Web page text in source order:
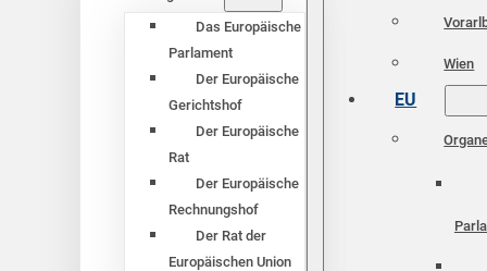
Das Europäische
Parlament
Der Europäische
Gerichtshof
Der Europäische
Rat
Der Europäische
Rechnungshof
Der Rat der
Europäischen Union
Wien
EU